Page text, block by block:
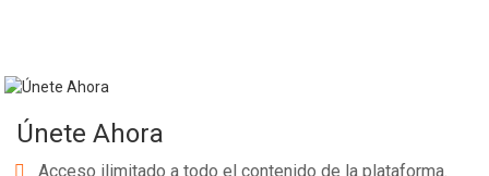
Únete Ahora
Acceso ilimitado a todo el contenido de la plataforma.